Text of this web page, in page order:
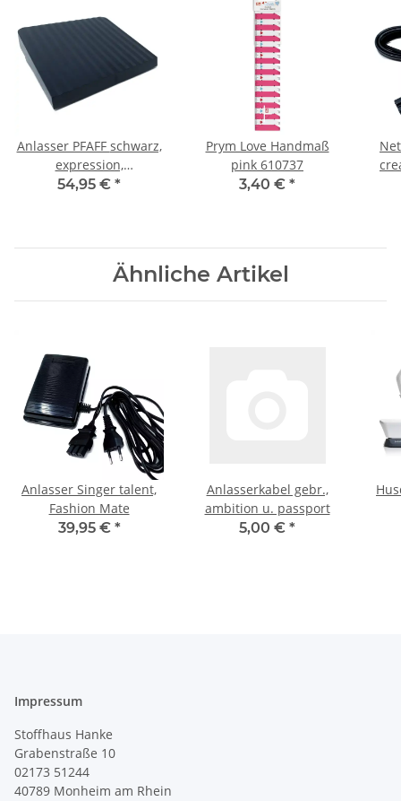
Anlasser PFAFF schwarz,
expression,
performance, creative
54,95 € *
Prym Love Handmaß
pink 610737
3,40 € *
Ähnliche Artikel
Anlasser Singer talent,
Fashion Mate
39,95 € *
Anlasserkabel gebr.,
ambition u. passport
5,00 € *
Impressum
Stoffhaus Hanke
Grabenstraße 10
02173 51244
40789 Monheim am Rhein